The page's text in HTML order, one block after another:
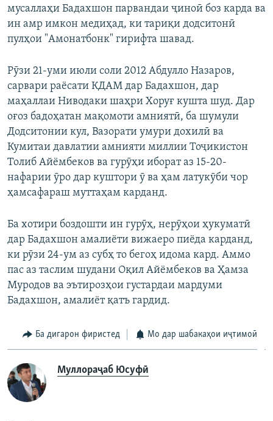
мусаллаҳи Бадахшон парвандаи ҷиноӣ боз карда ва
ин амр имкон медиҳад, ки тариқи додситонӣ
пулҳои "Амонатбонк" гирифта шавад.
Рӯзи 21-уми июли соли 2012 Абдулло Назаров,
сарвари раёсати КДАМ дар Бадахшон, дар
маҳаллаи Ниводаки шаҳри Хоруғ кушта шуд. Дар
оғоз бадоҳатан мақомоти амниятӣ, ба шумули
Додситонии кул, Вазорати умури дохилӣ ва
Кумитаи давлатии амнияти миллии Тоҷикистон
Толиб Айёмбеков ва гурӯҳи иборат аз 15-20-
нафарии ӯро дар куштори ӯ ва ҳам латукӯби чор
ҳамсафараш муттаҳам карданд.
Ба хотири боздошти ин гурӯҳ, нерӯҳои ҳукуматӣ
дар Бадахшон амалиёти вижаеро пиёда карданд,
ки рӯзи 24-ум аз субҳ то бегоҳ идома кард. Аммо
пас аз таслим шудани Оқил Айёмбеков ва Ҳамза
Муродов ва эътирозҳои густардаи мардуми
Бадахшон, амалиёт қатъ гардид.
Ба дигарон фиристед Мо дар шабакаҳои иҷтимоӣ
Муллораҷаб Юсуфӣ